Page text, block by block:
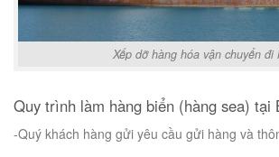
Xếp dỡ hàng hóa vận chuyển đi
Quy trình làm hàng biển (hàng sea) tại
-Quý khách hàng gửi yêu cầu gửi hàng và